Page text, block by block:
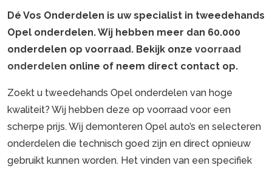
Dé Vos Onderdelen is uw specialist in tweedehands
Opel onderdelen. Wij hebben meer dan 60.000
onderdelen op voorraad. Bekijk onze voorraad
onderdelen online of neem direct contact op.
Zoekt u tweedehands Opel onderdelen van hoge
kwaliteit? Wij hebben deze op voorraad voor een
scherpe prijs. Wij demonteren Opel auto’s en selecteren
onderdelen die technisch goed zijn en direct opnieuw
gebruikt kunnen worden. Het vinden van een specifiek